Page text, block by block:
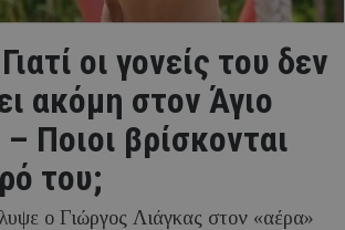
οι γονείς του δεν
ακόμη στον Άγιο
Ποιοι βρίσκονται
του;
ο Γιώργος Λιάγκας στον «αέρα»